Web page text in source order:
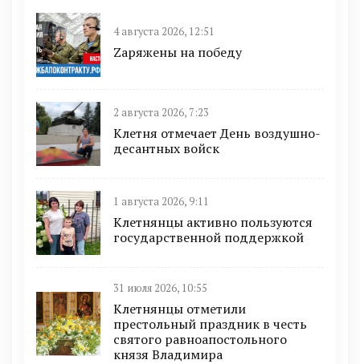
4 августа 2026, 12:51
Zаряжены на победу
2 августа 2026, 7:23
Клетня отмечает День воздушно-
десантных войск
1 августа 2026, 9:11
Клетнянцы активно пользуются
государственной поддержкой
31 июля 2026, 10:55
Клетнянцы отметили
престольный праздник в честь
святого равноапостольного
князя Владимира